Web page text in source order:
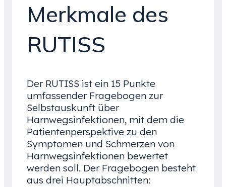
Merkmale des
RUTISS
Der RUTISS ist ein 15 Punkte
umfassender Fragebogen zur
Selbstauskunft über
Harnwegsinfektionen, mit dem die
Patientenperspektive zu den
Symptomen und Schmerzen von
Harnwegsinfektionen bewertet
werden soll. Der Fragebogen besteht
aus drei Hauptabschnitten: